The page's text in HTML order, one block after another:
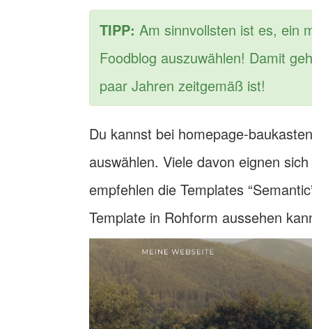
TIPP: Am sinnvollsten ist es, ein
Foodblog auszuwählen! Damit
paar Jahren zeitgemäß ist!
Du kannst bei homepage-
auswählen. Viele davon eignen
empfehlen die Templates
Template in Rohform aussehen